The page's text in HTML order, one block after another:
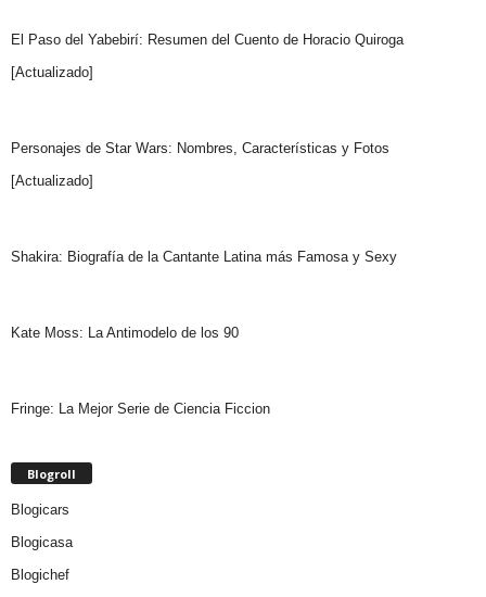
El Paso del Yabebirí: Resumen del Cuento de Horacio Quiroga
[Actualizado]
Personajes de Star Wars: Nombres, Características y Fotos
[Actualizado]
Shakira: Biografía de la Cantante Latina más Famosa y Sexy
Kate Moss: La Antimodelo de los 90
Fringe: La Mejor Serie de Ciencia Ficcion
Blogroll
Blogicars
Blogicasa
Blogichef